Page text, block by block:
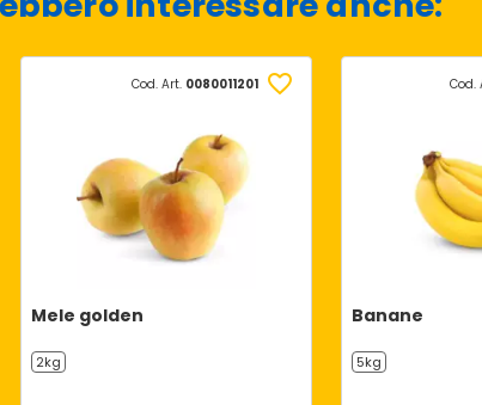
Cod. Art. 0080011201
Mele golden
2kg
Cod.
Banane
5kg